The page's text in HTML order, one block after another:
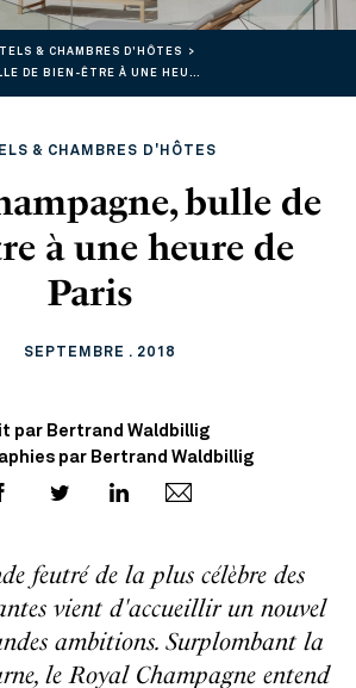
& CHAMBRES D'HÔTES
ROYAL CHAMPAGNE, BULLE DE BIEN-ÊTRE À UNE HEURE DE PARIS
& CHAMBRES D'HÔTES
bulle de
à une heure de
Paris
SEPTEMBRE . 2018
par Bertrand Waldbillig
par Bertrand Waldbillig
feutré de la plus célèbre des
vient d'accueillir un nouvel
ambitions. Surplombant la
le Royal Champagne entend